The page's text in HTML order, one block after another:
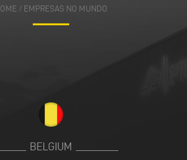
/ EMPRESAS NO MUNDO
/ EMPRESAS NO MUNDO
BELGIUM